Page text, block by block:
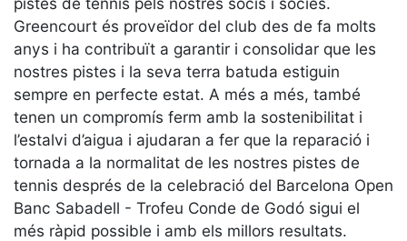
Serveis
Instal·lacions
Preguntes
Freqüents
(FAQs)
Treballa amb
nosaltres
Àrea esportiva
Tennis
Greencourt és proveïdor del club des de fa molts
anys i ha contribuït a garantir i consolidar que les
nostres pistes i la seva terra batuda estiguin
sempre en perfecte estat. A més a més, també
tenen un compromís ferm amb la sostenibilitat i
l’estalvi d’aigua i ajudaran a fer que la reparació i
tornada a la normalitat de les nostres pistes de
tennis després de la celebració del Barcelona Open
Banc Sabadell - Trofeu Conde de Godó sigui el
més ràpid possible i amb els millors resultats.